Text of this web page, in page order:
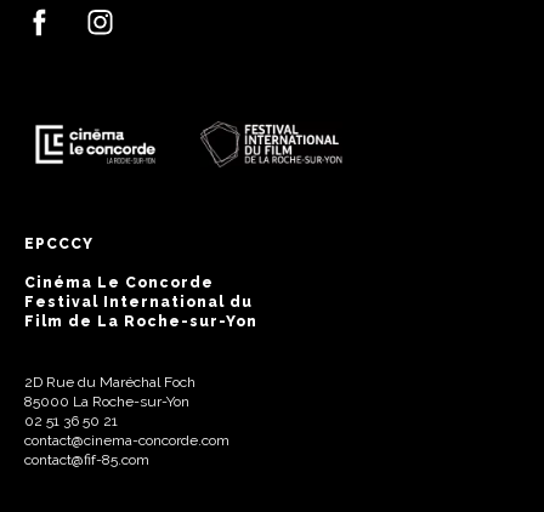
EPCCCY
Cinéma Le Concorde
Festival International du
Film de La Roche-sur-Yon
2D Rue du Maréchal Foch
85000 La Roche-sur-Yon
02 51 36 50 21
contact@cinema-concorde.com
contact@fif-85.com